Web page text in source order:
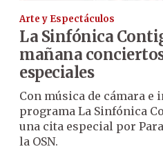
Arte y Espectáculos
La Sinfónica
mañana
especiales
Con música de cámara e
programa La Sinfónica
una cita especial por
la OSN.